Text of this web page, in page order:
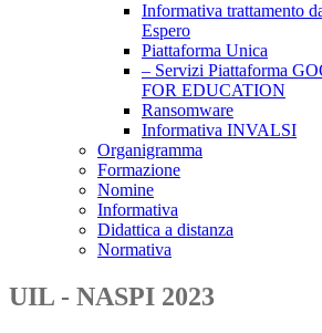
Informativa trattamento
Espero
Piattaforma Unica
– Servizi Piattaforma
FOR EDUCATION
Ransomware
Informativa INVALSI
Organigramma
Formazione
Nomine
Informativa
Didattica a distanza
Normativa
UIL - NASPI 2023